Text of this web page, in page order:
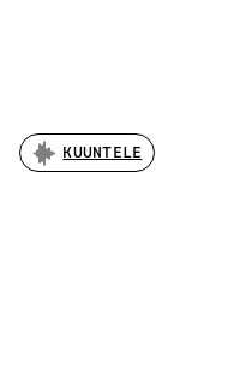
KUUNTELE